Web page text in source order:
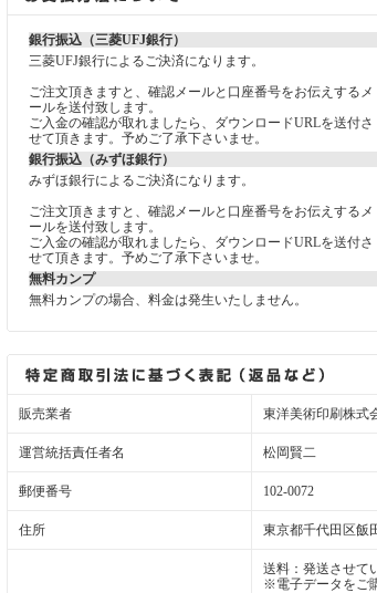
銀行振込（三菱UFJ銀行）
三菱UFJ銀行によるご決済になります。
ご注文頂きますと、確認メールと口座番号をお伝えするメ
ールを送付致します。
ご入金の確認が取れましたら、ダウンロードURLを送付さ
せて頂きます。予めご了承下さいませ。
銀行振込（みずほ銀行）
みずほ銀行によるご決済になります。
ご注文頂きますと、確認メールと口座番号をお伝えするメ
ールを送付致します。
ご入金の確認が取れましたら、ダウンロードURLを送付さ
せて頂きます。予めご了承下さいませ。
無料カンプ
無料カンプの場合、料金は発生いたしません。
販売業者 東洋美術印刷株式
運営統括責任者名 松岡賢二
郵便番号 102-0072
住所 東京都千代田区飯
送料：発送させて
※電子データをご